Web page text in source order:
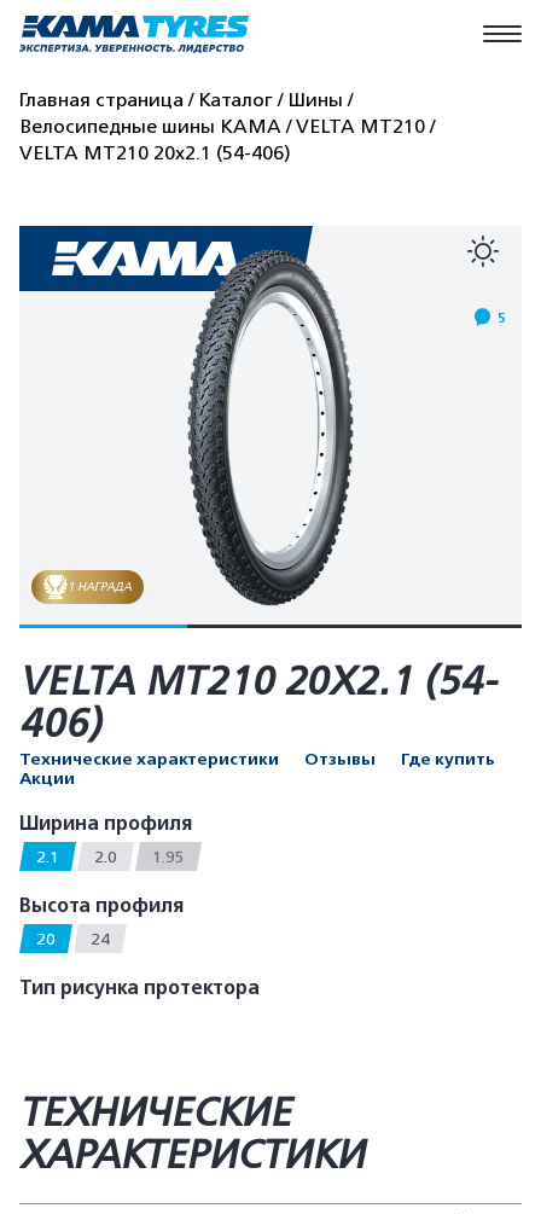
Главная страница Каталог
Шины
Велосипедные шины КАМА
VELTA MT210
VELTA MT210 20x2.1 (54-406)
5
1 НАГРАДА
VELTA MT210 20X2.1 (54-
406)
Технические характеристики Отзывы
Где купить
Акции
Ширина профиля
2.1 2.0 1.95
Высота профиля
20 24
Тип рисунка протектора
ТЕХНИЧЕСКИЕ
ХАРАКТЕРИСТИКИ